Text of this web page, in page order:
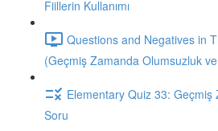
Fiillerin Kullanımı
Questions and Negatives in
(Geçmiş Zamanda Olumsuzluk
Elementary Quiz 33:
Soru